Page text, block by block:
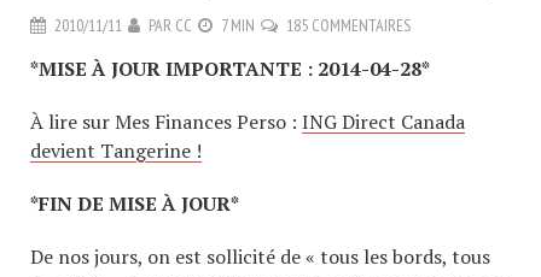
2010/11/11 PAR CC 7 MIN 185 COMMENTAIRES
*MISE À JOUR IMPORTANTE : 2014-04-28*
À lire sur Mes Finances Perso : ING Direct Canada
devient Tangerine !
*FIN DE MISE À JOUR*
De nos jours, on est sollicité de « tous les bords, tous